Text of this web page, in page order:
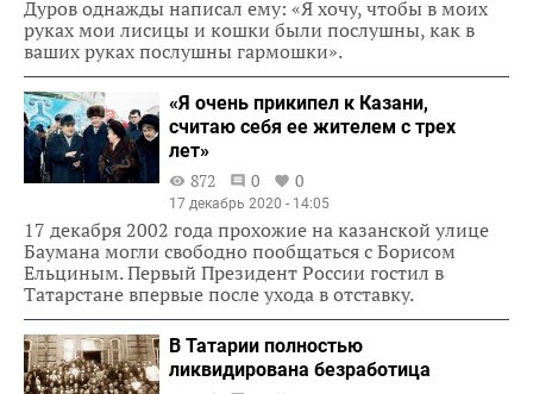
Дуров однажды написал ему: «Я хочу, чтобы в моих
руках мои лисицы и кошки были послушны, как в
ваших руках послушны гармошки».
«Я очень прикипел к Казани,
считаю себя ее жителем с трех
лет»
872
0 0
17 декабрь 2020 - 14:05
17 декабря 2002 года прохожие на казанской улице
Баумана могли свободно пообщаться с Борисом
Ельциным. Первый Президент России гостил в
Татарстане впервые после ухода в отставку.
В Татарии полностью
ликвидирована безработица